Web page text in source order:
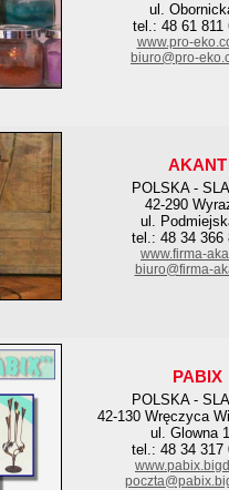
ul.
tel.: 48 61 811
www.pro-
biuro@pro-
AKANT
POLSKA -
42-290
ul.
tel.: 48 34 366
www.firma-
biuro@firma-
PABIX
POLSKA -
42-130 Wręczyca
ul. Glowna
tel.: 48 34 317